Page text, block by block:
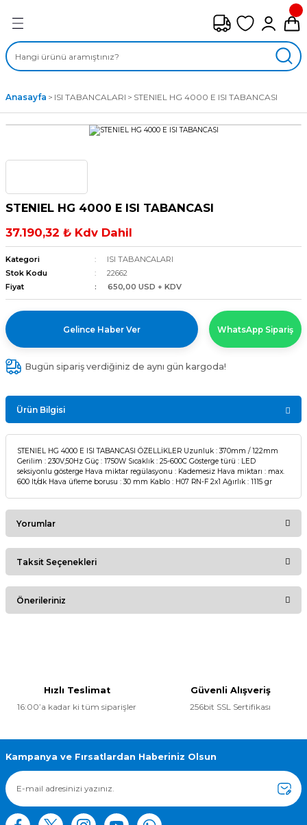
ÇEŞİTLERİ
FANLAR
FANLAR
Anasayfa ISI TABANCALARI STENIEL HG 4000 E ISI TABANCASI
STENIEL HG 4000 E ISI TABANCASI
37.190,32 ₺ Kdv Dahil
Kategori
ISI TABANCALARI
Stok Kodu
22662
Fiyat
650,00 USD + KDV
Gelince Haber Ver WhatsApp Sipariş
Bugün sipariş verdiğiniz de aynı gün kargoda!
Ürün Bilgisi
STENIEL HG 4000 E ISI TABANCASI ÖZELLİKLER Uzunluk : 370mm / 122mm
Gerilim : 230V,50Hz Güç : 1750W Sıcaklık : 25-600C Gösterge türü : LED
seksiyonlu gösterge Hava miktar regülasyonu : Kademesiz Hava miktarı : max.
600 lt/dk Hava üfleme borusu : 30 mm Kablo : H07 RN-F 2x1 Ağırlık : 1115 gr
Yorumlar
Bu ürüne ilk yorumu siz yapın!
Taksit Seçenekleri
Önerileriniz
Ürün bilgilerinde hatalar bulunuyor.
Ürün fiyatı diğer sitelerden daha pahalı.
Bu ürüne benzer farklı alternatifler olmalı.
Hızlı Teslimat
16:00’a kadar ki tüm siparişler
Güvenli Alışveriş
256bit SSL Sertifikası
Kampanya ve Fırsatlardan Haberiniz Olsun